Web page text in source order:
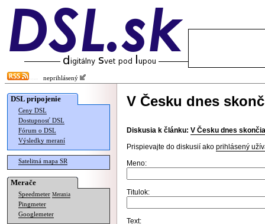
neprihlásený
DSL pripojenie
Ceny DSL
Dostupnosť DSL
Fórum o DSL
Výsledky meraní
Satelitná mapa SR
Merače
Speedmeter Merania
Pingmeter
Googlemeter
V Česku dnes
Diskusia k článku: V Česku dnes
Prispievajte do diskusií ako prihlásený
Meno:
Titulok:
Text: